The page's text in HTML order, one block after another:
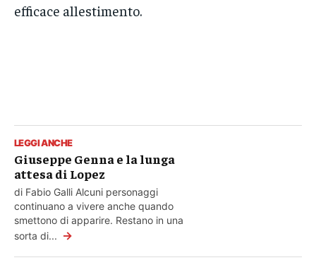
efficace allestimento.
LEGGI ANCHE
Giuseppe Genna e la lunga
attesa di Lopez
di Fabio Galli Alcuni personaggi
continuano a vivere anche quando
smettono di apparire. Restano in una
sorta di... →